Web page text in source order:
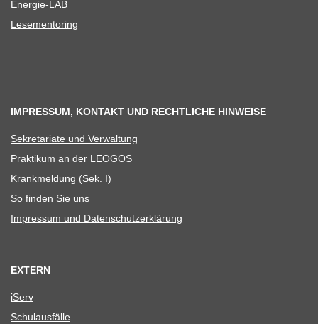
Ener­­gie-LAB
Lese­men­to­ring
IMPRESSUM, KONTAKT UND RECHTLICHE HINWEISE
Sekre­ta­riate und Verwaltung
Prak­ti­kum an der LEOGOS
Krank­mel­dung (Sek. I)
So fin­den Sie uns
Impres­sum und Datenschutzerklärung
EXTERN
iServ
Schul­aus­fälle